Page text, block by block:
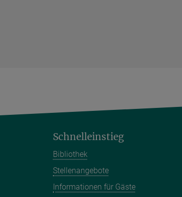
Schnelleinstieg
Bibliothek
Stellenangebote
Informationen für Gäste